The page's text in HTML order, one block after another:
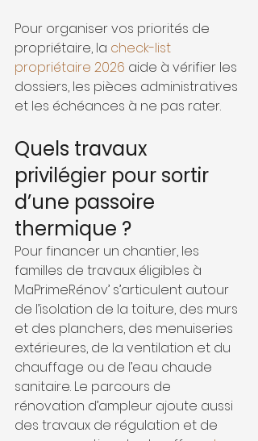
Pour organiser vos priorités de
propriétaire, la check-list
propriétaire 2026 aide à vérifier les
dossiers, les pièces administratives
et les échéances à ne pas rater.
Quels travaux
privilégier pour sortir
d’une passoire
thermique ?
Pour financer un chantier, les
familles de travaux éligibles à
MaPrimeRénov’ s’articulent autour
de l’isolation de la toiture, des murs
et des planchers, des menuiseries
extérieures, de la ventilation et du
chauffage ou de l’eau chaude
sanitaire. Le parcours de
rénovation d’ampleur ajoute aussi
des travaux de régulation et de